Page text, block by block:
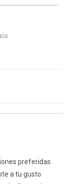
preferidas
a tu gusto